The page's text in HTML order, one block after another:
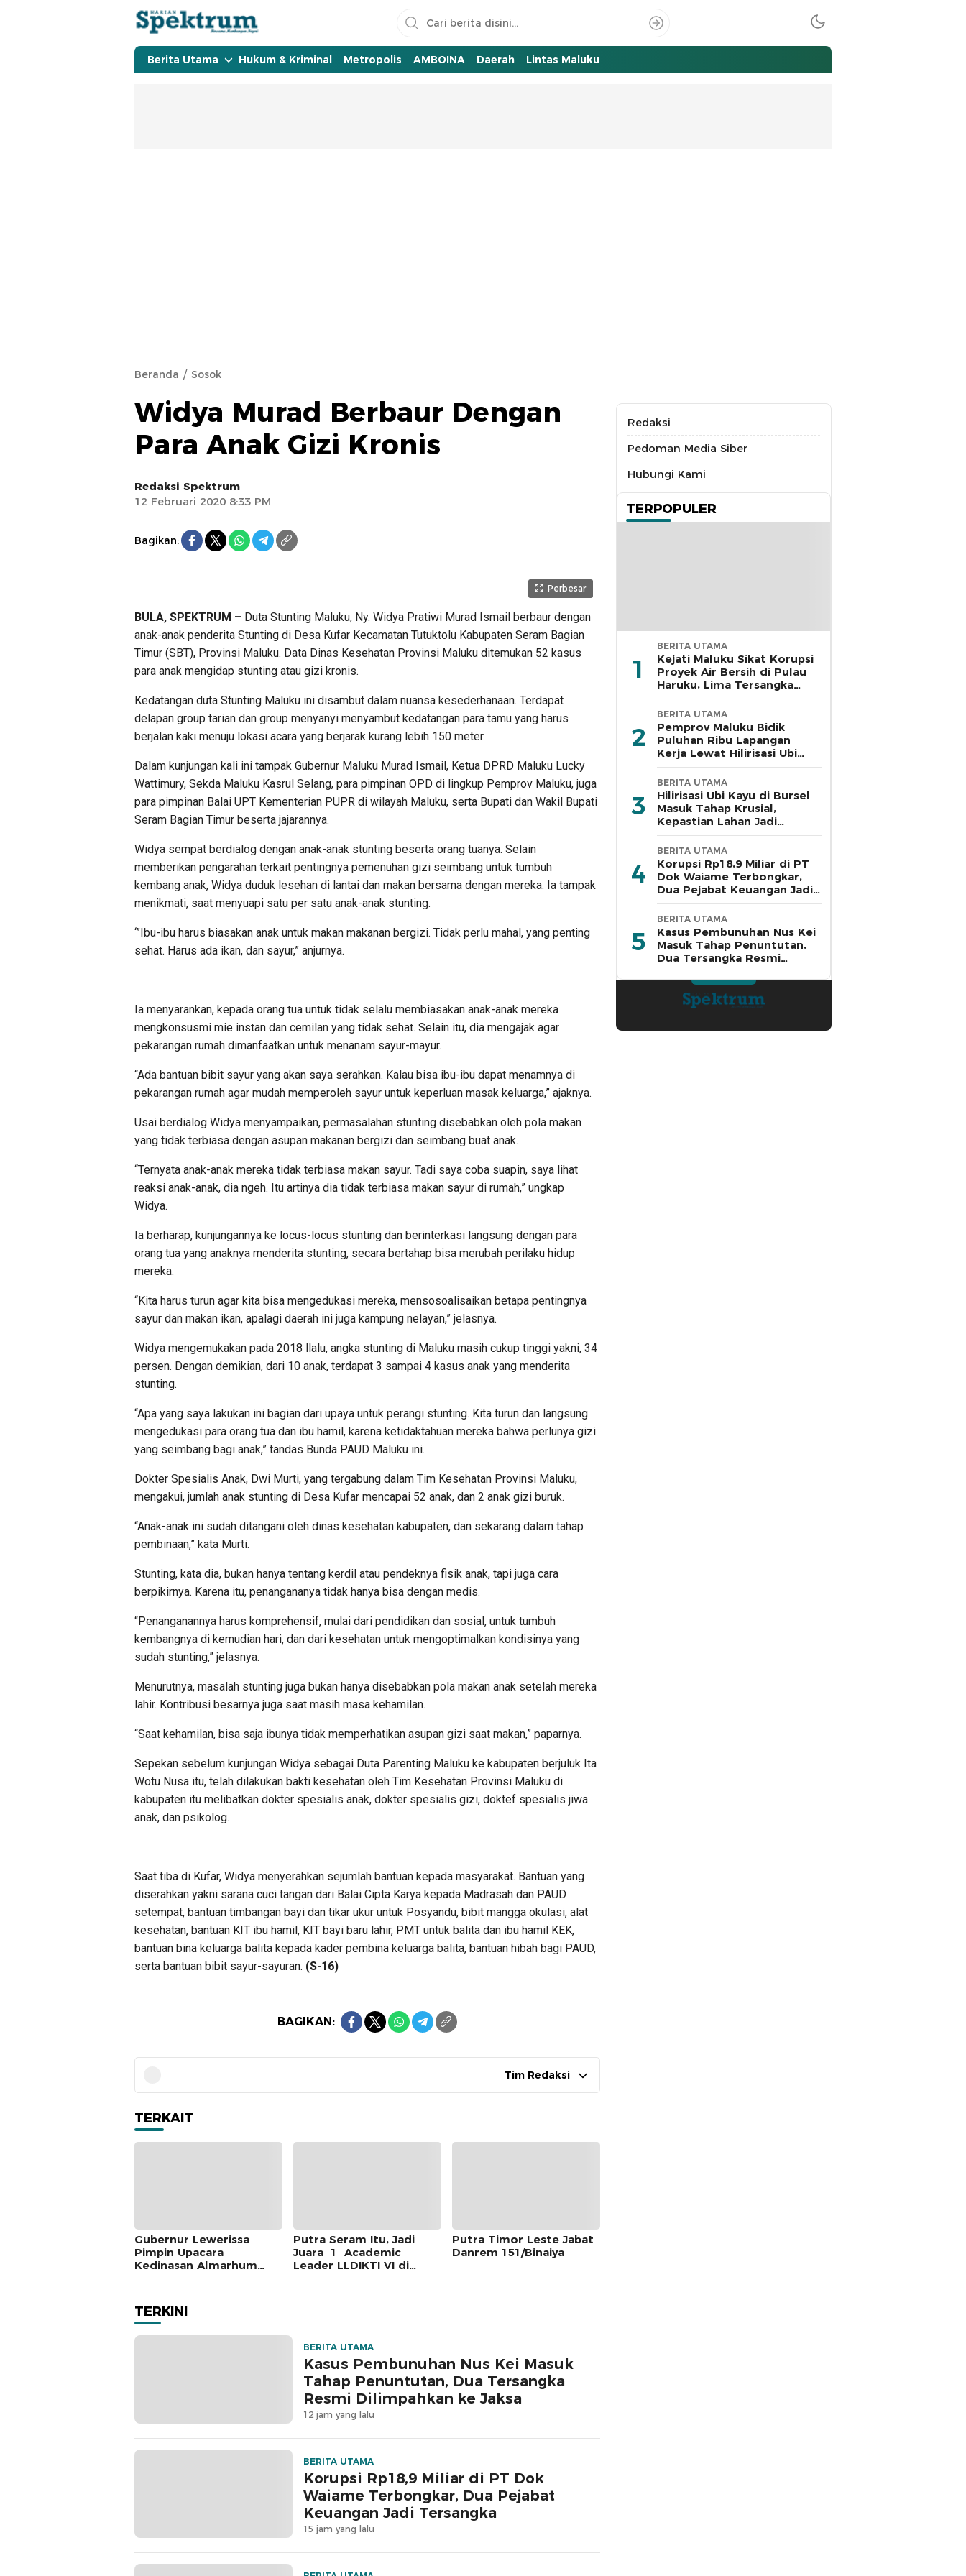
spektrumonline.com
Berita Utama Hukum & Kriminal Metropolis AMBOINA Daerah Lintas Maluku
Beranda Sosok
Widya Murad Berbaur Dengan
Para Anak Gizi Kronis
Redaksi Spektrum
12 Februari 2020 8:33 PM
Bagikan:
Perbesar
BULA, SPEKTRUM – Duta Stunting Maluku, Ny. Widya Pratiwi Murad Ismail berbaur dengan
anak-anak penderita Stunting di Desa Kufar Kecamatan Tutuktolu Kabupaten Seram Bagian
Timur (SBT), Provinsi Maluku. Data Dinas Kesehatan Provinsi Maluku ditemukan 52 kasus
para anak mengidap stunting atau gizi kronis.
Kedatangan duta Stunting Maluku ini disambut dalam nuansa kesederhanaan. Terdapat
delapan group tarian dan group menyanyi menyambut kedatangan para tamu yang harus
berjalan kaki menuju lokasi acara yang berjarak kurang lebih 150 meter.
Dalam kunjungan kali ini tampak Gubernur Maluku Murad Ismail, Ketua DPRD Maluku Lucky
Wattimury, Sekda Maluku Kasrul Selang, para pimpinan OPD di lingkup Pemprov Maluku, juga
para pimpinan Balai UPT Kementerian PUPR di wilayah Maluku, serta Bupati dan Wakil Bupati
Seram Bagian Timur beserta jajarannya.
Widya sempat berdialog dengan anak-anak stunting beserta orang tuanya. Selain
memberikan pengarahan terkait pentingnya pemenuhan gizi seimbang untuk tumbuh
kembang anak, Widya duduk lesehan di lantai dan makan bersama dengan mereka. Ia tampak
menikmati, saat menyuapi satu per satu anak-anak stunting.
‘”Ibu-ibu harus biasakan anak untuk makan makanan bergizi. Tidak perlu mahal, yang penting
sehat. Harus ada ikan, dan sayur,” anjurnya.
Ia menyarankan, kepada orang tua untuk tidak selalu membiasakan anak-anak mereka
mengkonsusmi mie instan dan cemilan yang tidak sehat. Selain itu, dia mengajak agar
pekarangan rumah dimanfaatkan untuk menanam sayur-mayur.
“Ada bantuan bibit sayur yang akan saya serahkan. Kalau bisa ibu-ibu dapat menamnya di
pekarangan rumah agar mudah memperoleh sayur untuk keperluan masak keluarga,” ajaknya.
Usai berdialog Widya menyampaikan, permasalahan stunting disebabkan oleh pola makan
yang tidak terbiasa dengan asupan makanan bergizi dan seimbang buat anak.
“Ternyata anak-anak mereka tidak terbiasa makan sayur. Tadi saya coba suapin, saya lihat
reaksi anak-anak, dia ngeh. Itu artinya dia tidak terbiasa makan sayur di rumah,” ungkap
Widya.
Ia berharap, kunjungannya ke locus-locus stunting dan berinterkasi langsung dengan para
orang tua yang anaknya menderita stunting, secara bertahap bisa merubah perilaku hidup
mereka.
“Kita harus turun agar kita bisa mengedukasi mereka, mensosoalisaikan betapa pentingnya
sayur dan makan ikan, apalagi daerah ini juga kampung nelayan,” jelasnya.
Widya mengemukakan pada 2018 llalu, angka stunting di Maluku masih cukup tinggi yakni, 34
persen. Dengan demikian, dari 10 anak, terdapat 3 sampai 4 kasus anak yang menderita
stunting.
“Apa yang saya lakukan ini bagian dari upaya untuk perangi stunting. Kita turun dan langsung
mengedukasi para orang tua dan ibu hamil, karena ketidaktahuan mereka bahwa perlunya gizi
yang seimbang bagi anak,” tandas Bunda PAUD Maluku ini.
Dokter Spesialis Anak, Dwi Murti, yang tergabung dalam Tim Kesehatan Provinsi Maluku,
mengakui, jumlah anak stunting di Desa Kufar mencapai 52 anak, dan 2 anak gizi buruk.
“Anak-anak ini sudah ditangani oleh dinas kesehatan kabupaten, dan sekarang dalam tahap
pembinaan,” kata Murti.
Stunting, kata dia, bukan hanya tentang kerdil atau pendeknya fisik anak, tapi juga cara
berpikirnya. Karena itu, penangananya tidak hanya bisa dengan medis.
“Penanganannya harus komprehensif, mulai dari pendidikan dan sosial, untuk tumbuh
kembangnya di kemudian hari, dan dari kesehatan untuk mengoptimalkan kondisinya yang
sudah stunting,” jelasnya.
Menurutnya, masalah stunting juga bukan hanya disebabkan pola makan anak setelah mereka
lahir. Kontribusi besarnya juga saat masih masa kehamilan.
“Saat kehamilan, bisa saja ibunya tidak memperhatikan asupan gizi saat makan,” paparnya.
Sepekan sebelum kunjungan Widya sebagai Duta Parenting Maluku ke kabupaten berjuluk Ita
Wotu Nusa itu, telah dilakukan bakti kesehatan oleh Tim Kesehatan Provinsi Maluku di
kabupaten itu melibatkan dokter spesialis anak, dokter spesialis gizi, doktef spesialis jiwa
anak, dan psikolog.
Saat tiba di Kufar, Widya menyerahkan sejumlah bantuan kepada masyarakat. Bantuan yang
diserahkan yakni sarana cuci tangan dari Balai Cipta Karya kepada Madrasah dan PAUD
setempat, bantuan timbangan bayi dan tikar ukur untuk Posyandu, bibit mangga okulasi, alat
kesehatan, bantuan KIT ibu hamil, KIT bayi baru lahir, PMT untuk balita dan ibu hamil KEK,
bantuan bina keluarga balita kepada kader pembina keluarga balita, bantuan hibah bagi PAUD,
serta bantuan bibit sayur-sayuran. (S-16)
BAGIKAN:
Tim Redaksi
TERKAIT
Gubernur Lewerissa
Pimpin Upacara
Kedinasan Almarhum
Putra Seram Itu, Jadi
Juara 1 Academic
Leader LLDIKTI VI di
Putra Timor Leste Jabat
Danrem 151/Binaiya
TERKINI
BERITA UTAMA
Kasus Pembunuhan Nus Kei Masuk
Tahap Penuntutan, Dua Tersangka
Resmi Dilimpahkan ke Jaksa
12 jam yang lalu
BERITA UTAMA
Korupsi Rp18,9 Miliar di PT Dok
Waiame Terbongkar, Dua Pejabat
Keuangan Jadi Tersangka
15 jam yang lalu
Redaksi
Pedoman Media Siber
Hubungi Kami
TERPOPULER
1
BERITA UTAMA
Kejati Maluku Sikat Korupsi
Proyek Air Bersih di Pulau
Haruku, Lima Tersangka
Ditahan
2
BERITA UTAMA
Pemprov Maluku Bidik
Puluhan Ribu Lapangan
Kerja Lewat Hilirisasi Ubi
Kayu di Bursel
3
BERITA UTAMA
Hilirisasi Ubi Kayu di Bursel
Masuk Tahap Krusial,
Kepastian Lahan Jadi
Penentu
4
BERITA UTAMA
Korupsi Rp18,9 Miliar di PT
Dok Waiame Terbongkar,
Dua Pejabat Keuangan Jadi
Tersangka
5
BERITA UTAMA
Kasus Pembunuhan Nus Kei
Masuk Tahap Penuntutan,
Dua Tersangka Resmi